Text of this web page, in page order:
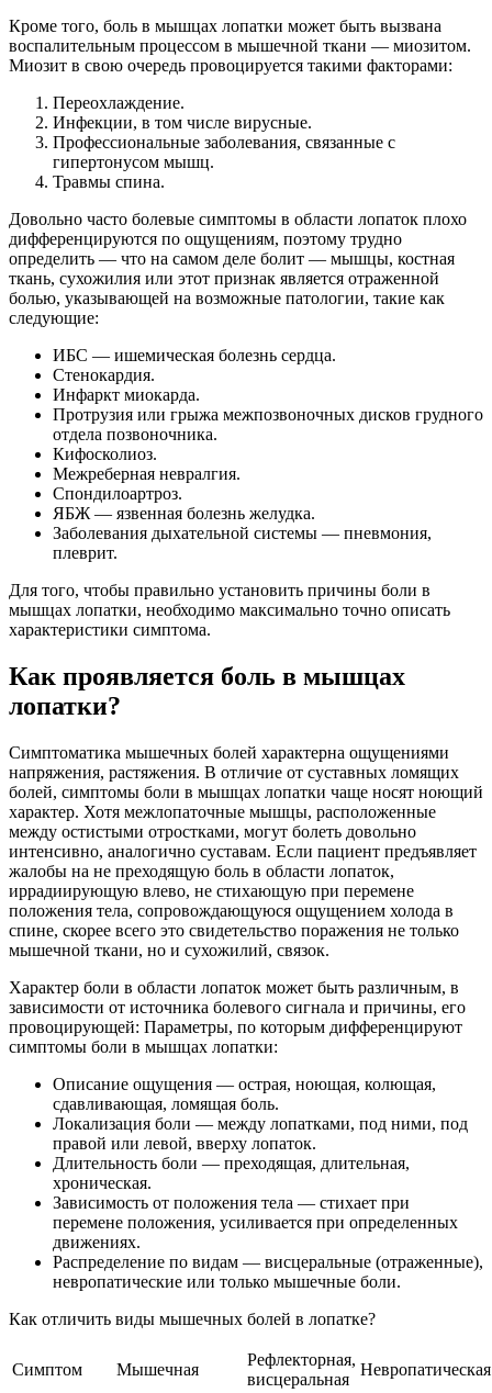
Кроме того, боль в мышцах лопатки может быть вызвана
воспалительным процессом в мышечной ткани — миозитом.
Миозит в свою очередь провоцируется такими факторами:
Переохлаждение.
Инфекции, в том числе вирусные.
Профессиональные заболевания, связанные с
гипертонусом мышц.
Травмы спина.
Довольно часто болевые симптомы в области лопаток плохо
дифференцируются по ощущениям, поэтому трудно
определить — что на самом деле болит — мышцы, костная
ткань, сухожилия или этот признак является отраженной
болью, указывающей на возможные патологии, такие как
следующие:
ИБС — ишемическая болезнь сердца.
Стенокардия.
Инфаркт миокарда.
Протрузия или грыжа межпозвоночных дисков грудного
отдела позвоночника.
Кифосколиоз.
Межреберная невралгия.
Спондилоартроз.
ЯБЖ — язвенная болезнь желудка.
Заболевания дыхательной системы — пневмония,
плеврит.
Для того, чтобы правильно установить причины боли в
мышцах лопатки, необходимо максимально точно описать
характеристики симптома.
Как проявляется боль в мышцах
лопатки?
Симптоматика мышечных болей характерна ощущениями
напряжения, растяжения. В отличие от суставных ломящих
болей, симптомы боли в мышцах лопатки чаще носят ноющий
характер. Хотя межлопаточные мышцы, расположенные
между остистыми отростками, могут болеть довольно
интенсивно, аналогично суставам. Если пациент предъявляет
жалобы на не преходящую боль в области лопаток,
иррадиирующую влево, не стихающую при перемене
положения тела, сопровождающуюся ощущением холода в
спине, скорее всего это свидетельство поражения не только
мышечной ткани, но и сухожилий, связок.
Характер боли в области лопаток может быть различным, в
зависимости от источника болевого сигнала и причины, его
провоцирующей: Параметры, по которым дифференцируют
симптомы боли в мышцах лопатки:
Описание ощущения — острая, ноющая, колющая,
сдавливающая, ломящая боль.
Локализация боли — между лопатками, под ними, под
правой или левой, вверху лопаток.
Длительность боли — преходящая, длительная,
хроническая.
Зависимость от положения тела — стихает при
перемене положения, усиливается при определенных
движениях.
Распределение по видам — висцеральные (отраженные),
невропатические или только мышечные боли.
Как отличить виды мышечных болей в лопатке?
Симптом Мышечная
Рефлекторная,
висцеральная
Невропатическая